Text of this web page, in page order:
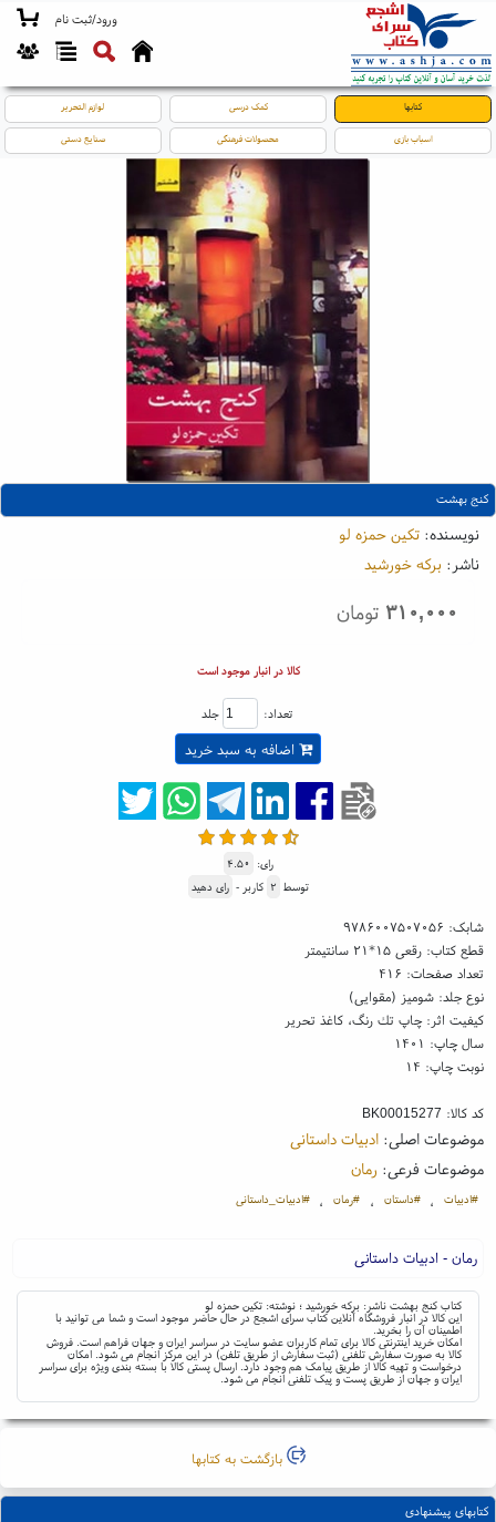
ورود/ثبت نام
کتابها کمک درسی لوازم التحریر
اسباب بازی محصولات فرهنگی صنایع دستی
کنج بهشت
نویسنده: تکین حمزه لو
ناشر: برکه خورشید
۳۱۰,۰۰۰ تومان
کالا در انبار موجود است
تعداد: جلد
اضافه به سبد خرید
رای: ۴.۵۰
توسط ۲ کاربر - رای دهید
شابک: ۹۷۸۶۰۰۷۵۰۷۰۵۶
قطع کتاب: رقعی ۱۵*۲۱ سانتیمتر
تعداد صفحات: ۴۱۶
نوع جلد: شومیز (مقوایی)
کیفیت اثر: چاپ تك رنگ، کاغذ تحریر
سال چاپ: ۱۴۰۱
نوبت چاپ: ۱۴
کد کالا: BK00015277
موضوعات اصلی:ادبیات داستانی
موضوعات فرعی: رمان
#ادبیات ، #داستان ، #رمان ، #ادبیات_داستانی
رمان - ادبیات داستانی
کتاب کنج بهشت ناشر: برکه خورشید ؛ نوشته: تکین حمزه لو
این کالا در انبار فروشگاه آنلاین کتاب سرای اشجع در حال حاضر موجود است و شما می توانید با
اطمینان آن را بخرید.
امکان خرید اینترنتی کالا برای تمام کاربران عضو سایت در سراسر ایران و جهان فراهم است. فروش
کالا به صورت سفارش تلفنی (ثبت سفارش از طریق تلفن) در این مرکز انجام می شود. امکان
درخواست و تهیه کالا از طریق پیامک هم وجود دارد. ارسال پستی کالا با بسته بندی ویژه برای سراسر
ایران و جهان از طریق پست و پیک تلفنی انجام می شود.
بازگشت به کتابها
کتابهای پیشنهادی